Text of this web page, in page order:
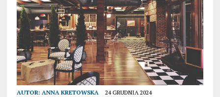
AUTOR: ANNA KRETOWSKA 24 GRUDNIA 2024